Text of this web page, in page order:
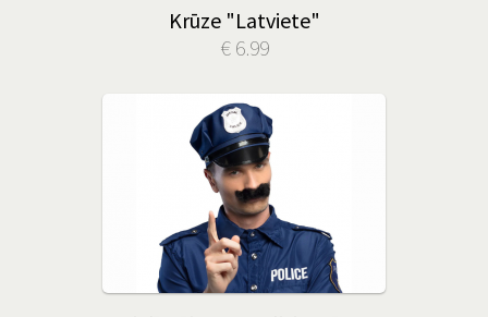
Krūze "Latviete"
€ 6.99